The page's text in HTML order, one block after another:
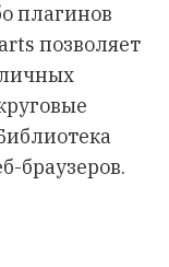
плагинов
позволяет
браузеров.